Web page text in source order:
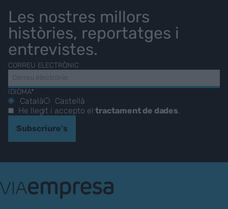
Les nostres millors
històries, reportatges i
entrevistes.
CORREU ELECTRÒNIC
IDIOMA*
Català
Castellà
He llegit i accepto eltractament de dades.
Subscriure's